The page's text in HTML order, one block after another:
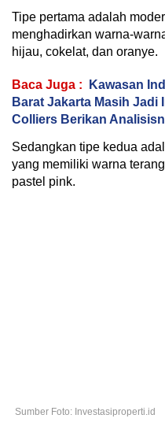
Tipe pertama adalah
menghadirkan warna-
hijau, cokelat, dan oranye.
Baca Juga :
Kawasan
Barat Jakarta Masih Jadi
Colliers Berikan
Sedangkan tipe kedua
yang memiliki warna
pastel pink.
Sumber Foto: Investasiproperti.id